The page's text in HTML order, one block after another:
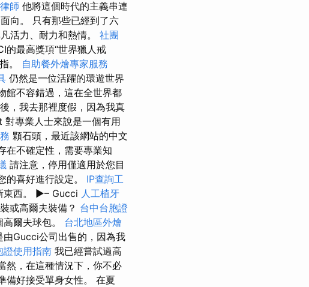
師 他將這個時代的主義串連
向。 只有那些已經到了六
活力、耐力和熱情。 社團
的最高獎項“世界獵人戒
。 自助餐外燴專家服務
仍然是一位活躍的環遊世界
館不容錯過，這在全世界都
，我去那裡度假，因為我真
對專業人士來說是一個有用
顆石頭，最近該網站的中文
在不確定性，需要專業知
請注意，停用僅適用於您目
的喜好進行設定。 IP查詢工
東西。 ►– Gucci 人工植牙
或高爾夫裝備？ 台中台胞證
爾夫球包。 台北地區外燴
Gucci公司出售的，因為我
證使用指南 我已經嘗試過高
然，在這種情況下，你不必
備好接受單身女性。 在夏